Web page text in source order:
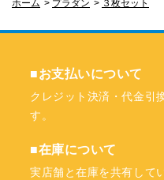
ホーム > プラダン > ３枚セット
■お支払いについて
クレジット決済・代金引
す。
■在庫について
実店舗と在庫を共有して